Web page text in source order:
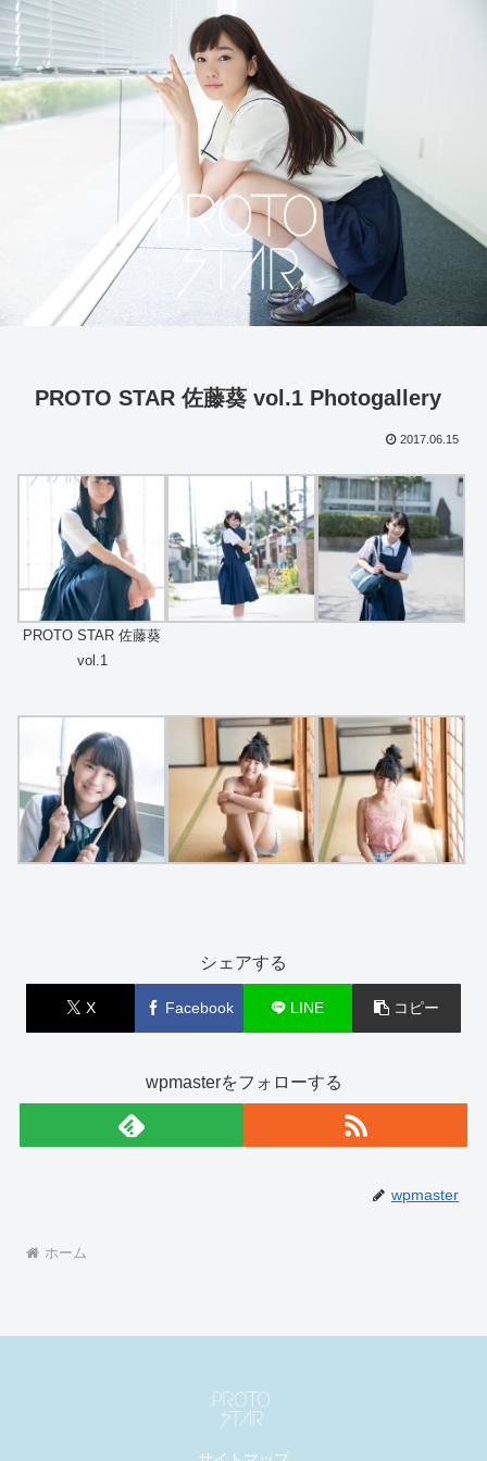
PROTO STAR 佐藤葵 vol.1 Photogallery
2017.06.15
PROTO STAR 佐藤葵
vol.1
シェアする
X Facebook LINE コピー
wpmasterをフォローする
wpmaster
ホーム